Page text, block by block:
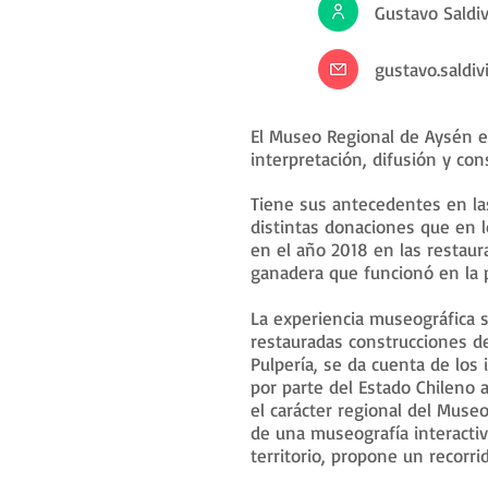
Gustavo
El Museo Regional de
interpretación, difusión y
Tiene sus antecedentes en
distintas donaciones que en
en el año 2018 en las
ganadera que funcionó en la
La experiencia
restauradas construcciones
Pulpería, se da cuenta de
por parte del Estado Chileno
el carácter regional del
de una museografía
territorio, propone un